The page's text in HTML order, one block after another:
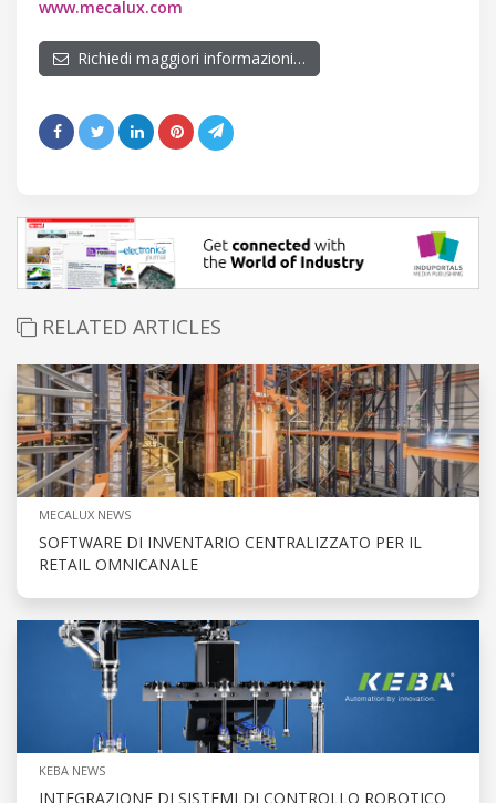
www.mecalux.com
Richiedi maggiori informazioni…
RELATED ARTICLES
MECALUX NEWS
SOFTWARE DI INVENTARIO CENTRALIZZATO PER IL
RETAIL OMNICANALE
KEBA NEWS
INTEGRAZIONE DI SISTEMI DI CONTROLLO ROBOTICO